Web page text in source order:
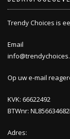
Trendy Choices is
Email
Op uw e-mail
KVK: 66622492
BTWnr:
Adres: